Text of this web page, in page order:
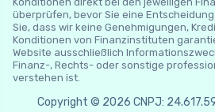
überprüfen, bevor Sie eine
Sie, dass wir keine Genehmigungen,
Konditionen von Finanzinstituten
Website ausschließlich
Finanz-, Rechts- oder sonstige
verstehen ist.
Copyright © 2026 CNPJ: